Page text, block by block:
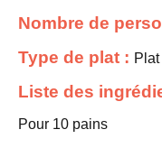
Nombre de
Type de plat : Plat
Liste des
Pour 10 pains